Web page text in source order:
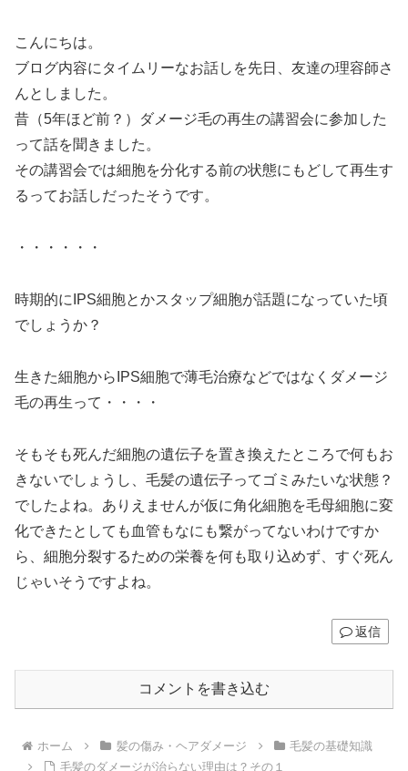
こんにちは。
ブログ内容にタイムリーなお話しを先日、友達の理容師さ
んとしました。
昔（5年ほど前？）ダメージ毛の再生の講習会に参加した
って話を聞きました。
その講習会では細胞を分化する前の状態にもどして再生す
るってお話しだったそうです。
・・・・・・
時期的にIPS細胞とかスタップ細胞が話題になっていた頃
でしょうか？
生きた細胞からIPS細胞で薄毛治療などではなくダメージ
毛の再生って・・・・
そもそも死んだ細胞の遺伝子を置き換えたところで何もお
きないでしょうし、毛髪の遺伝子ってゴミみたいな状態？
でしたよね。ありえませんが仮に角化細胞を毛母細胞に変
化できたとしても血管もなにも繋がってないわけですか
ら、細胞分裂するための栄養を何も取り込めず、すぐ死ん
じゃいそうですよね。
返信
コメントを書き込む
ホーム 髪の傷み・ヘアダメージ
毛髪の基礎知識
毛髪のダメージが治らない理由は？その１